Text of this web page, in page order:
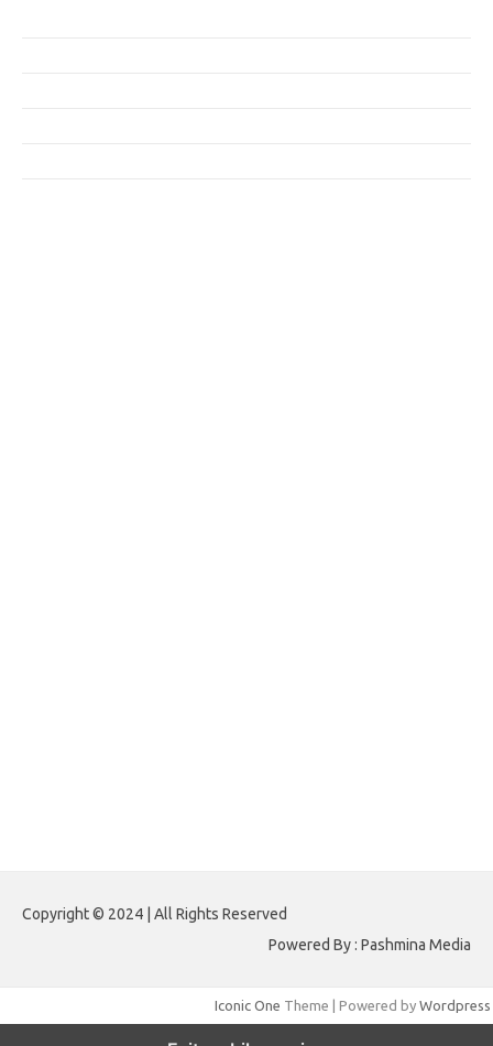
Copyright © 2024 | All Rights Reserved
Powered By : Pashmina Media
Iconic One Theme | Powered by Wordpress